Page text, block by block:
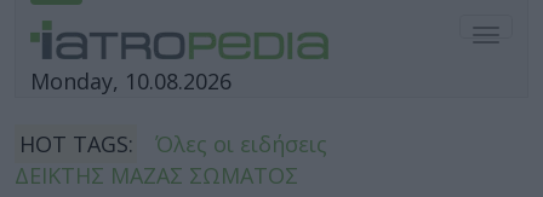
Monday, 10.08.2026
HOT TAGS:
Όλες οι ειδήσεις
ΔΕΙΚΤΗΣ ΜΑΖΑΣ ΣΩΜΑΤΟΣ